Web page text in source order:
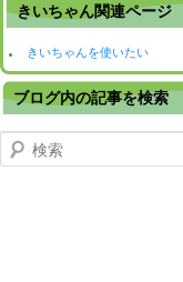
きいちゃん関連ページ
きいちゃんを使いたい
ブログ内の記事を検索
検索